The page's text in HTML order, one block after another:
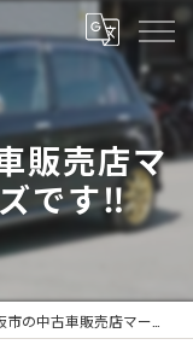
販売店マ
です‼️
車販売店マーヴェリックカーズです‼️